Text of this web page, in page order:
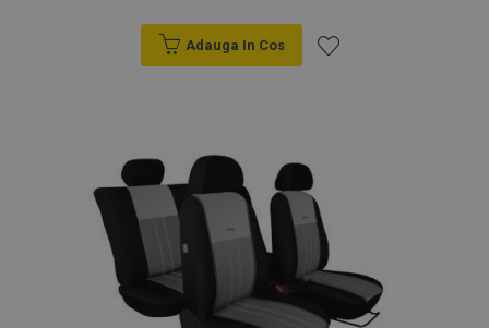
Adauga In Cos
Dorințe